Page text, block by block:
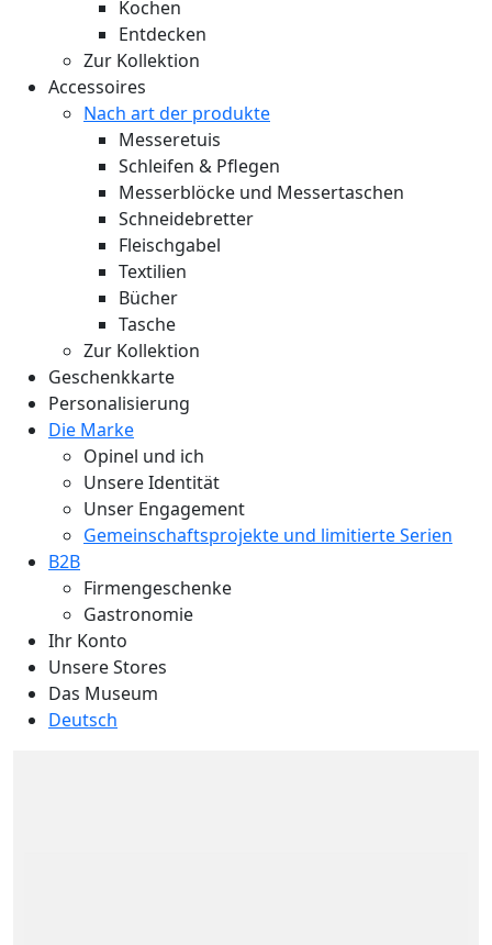
Kochen
Entdecken
Zur Kollektion
Accessoires
Nach art der produkte
Messeretuis
Schleifen & Pflegen
Messerblöcke und Messertaschen
Schneidebretter
Fleischgabel
Textilien
Bücher
Tasche
Zur Kollektion
Geschenkkarte
Personalisierung
Die Marke
Opinel und ich
Unsere Identität
Unser Engagement
Gemeinschaftsprojekte und limitierte Serien
B2B
Firmengeschenke
Gastronomie
Ihr Konto
Unsere Stores
Das Museum
Deutsch